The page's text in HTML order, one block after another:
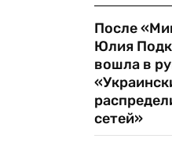
После
Юлия
вошла в
сетей»